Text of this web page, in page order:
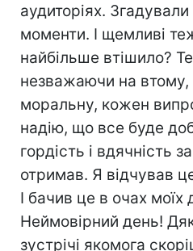
аудиторіях. Згадували
моменти. І щемливі
найбільше втішило?
незважаючи на втому,
моральну, кожен
надію, що все буде
гордість і вдячність
отримав. Я відчував
І бачив це в очах моїх
Неймовірний день!
зустрічі якомога